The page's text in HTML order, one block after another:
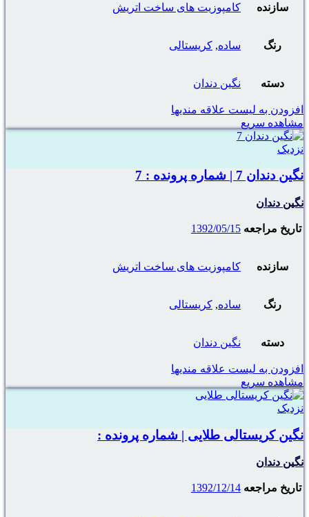
سازنده کامپوزیت های ساخت اتریش
رنگ ساده, کریستالی
دسته نگین دندان
افزودن به لیست علاقه مندیها
مشاهده سریع
نزدیک
نگین دندان 7 | شماره پرونده : 7
نگین دندان
تاریخ مراجعه 1392/05/15
سازنده کامپوزیت های ساخت اتریش
رنگ ساده, کریستالی
دسته نگین دندان
افزودن به لیست علاقه مندیها
مشاهده سریع
نزدیک
نگین کریستالی طلایی | شماره پرونده :
نگین دندان
تاریخ مراجعه 1392/12/14